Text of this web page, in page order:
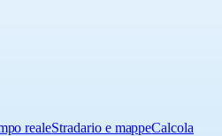
realeStradario e mappeCalcola